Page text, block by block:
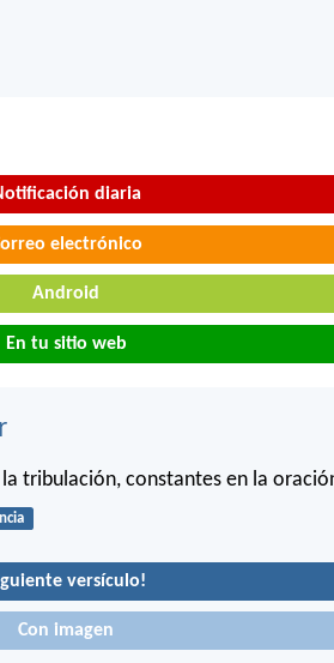
diaria
electrónico
Android
En tu sitio web
tribulación, constantes en la
versículo!
Con imagen